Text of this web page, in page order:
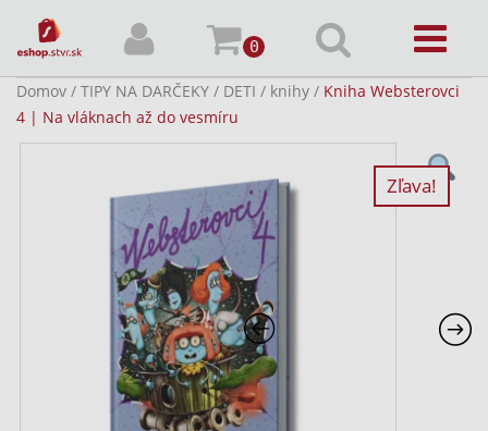
0
Domov / TIPY NA DARČEKY / DETI / knihy / Kniha Websterovci
4 | Na vláknach až do vesmíru
Zľava!